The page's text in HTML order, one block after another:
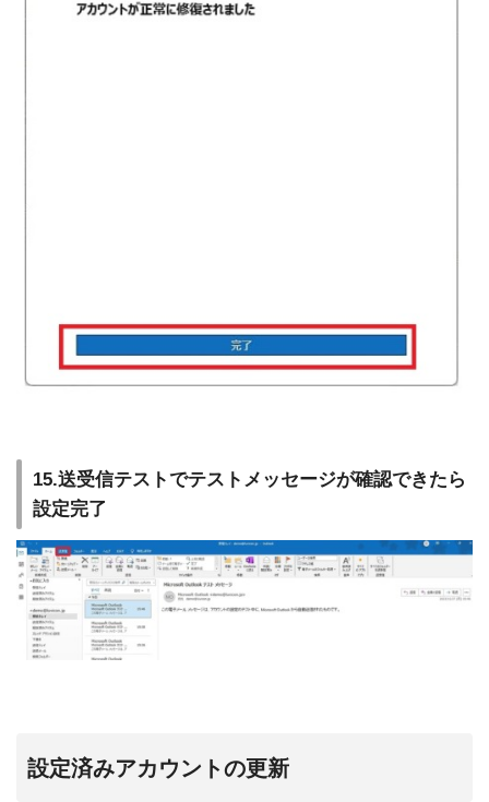
15.送受信テストでテストメッセージが確認できたら
設定完了
設定済みアカウントの更新